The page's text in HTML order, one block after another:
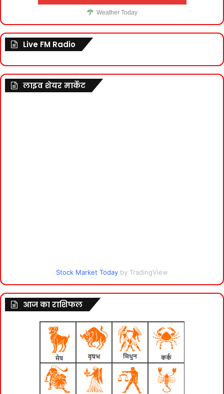
Weather Today
Live FM Radio
लाइव शेयर मार्केट
Stock Market Today by TradingView
आज का राशिफल